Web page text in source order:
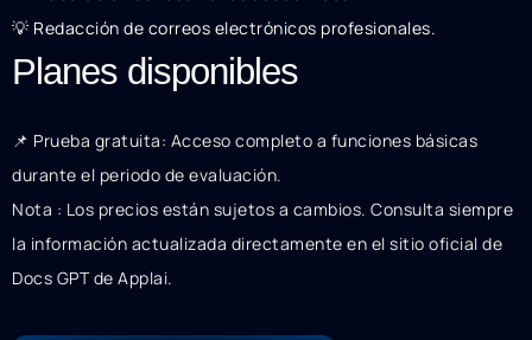
💡 Redacción de correos electrónicos profesionales.
Planes disponibles
📌 Prueba gratuita: Acceso completo a funciones básicas
durante el periodo de evaluación.
Nota : Los precios están sujetos a cambios. Consulta siempre
la información actualizada directamente en el sitio oficial de
Docs GPT de Applai.